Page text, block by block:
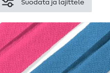
Suodata ja lajittele